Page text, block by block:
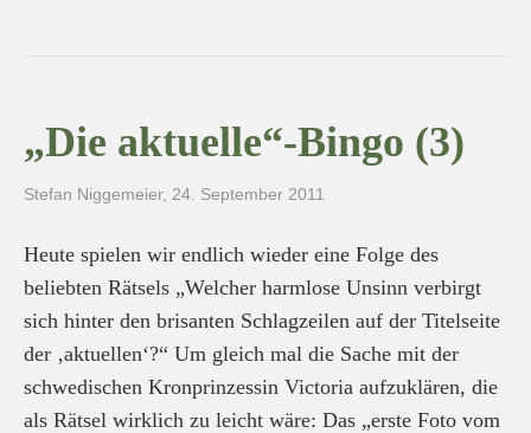
„Die aktuelle“-Bingo (3)
Stefan Niggemeier, 24. September 2011
Heute spielen wir endlich wieder eine Folge des
beliebten Rätsels „Welcher harmlose Unsinn verbirgt
sich hinter den brisanten Schlagzeilen auf der Titelseite
der ‚aktuellen‘?“ Um gleich mal die Sache mit der
schwedischen Kronprinzessin Victoria aufzuklären, die
als Rätsel wirklich zu leicht wäre: Das „erste Foto vom